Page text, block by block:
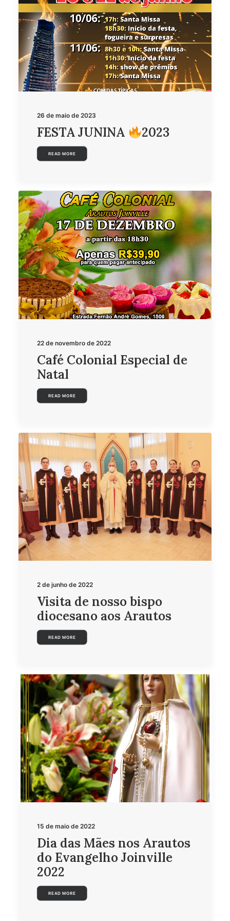
26 de maio de 2023
FESTA JUNINA 2023
READ MORE
22 de novembro de 2022
Café Colonial Especial de
Natal
READ MORE
2 de junho de 2022
Visita de nosso bispo
diocesano aos Arautos
READ MORE
15 de maio de 2022
Dia das Mães nos Arautos
do Evangelho Joinville
2022
READ MORE